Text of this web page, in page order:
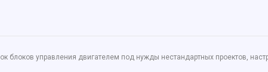
блоков управления двигателем под нужды нестандартных проектов,